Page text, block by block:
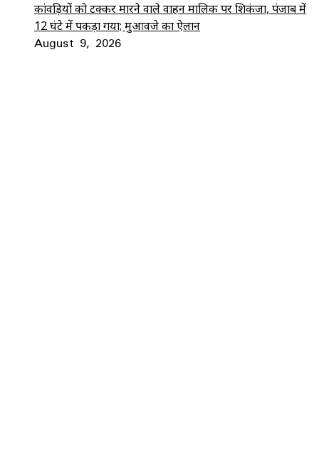
कांवड़ियों को टक्कर मारने वाले वाहन मालिक पर शिकंजा, पंजाब में
12 घंटे में पकड़ा गया; मुआवजे का ऐलान
August 9, 2026